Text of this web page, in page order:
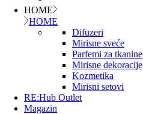
HOME
HOME
Difuzeri
Mirisne sveće
Parfemi za tkanine
Mirisne dekoracije
Kozmetika
Mirisni setovi
RE:Hub Outlet
Magazin